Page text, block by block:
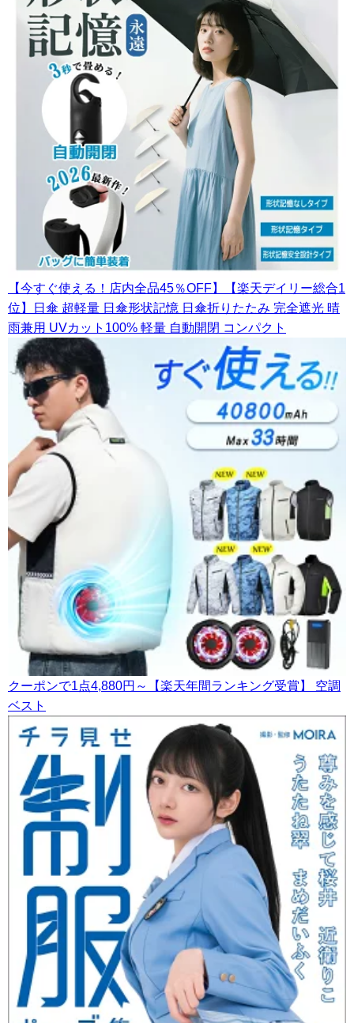
【今すぐ使える！店内全品45％OFF】【楽天デイリー総合1
位】日傘 超軽量 日傘形状記憶 日傘折りたたみ 完全遮光 晴
雨兼用 UVカット100% 軽量 自動開閉 コンパクト
クーポンで1点4,880円～【楽天年間ランキング受賞】 空調
ベスト